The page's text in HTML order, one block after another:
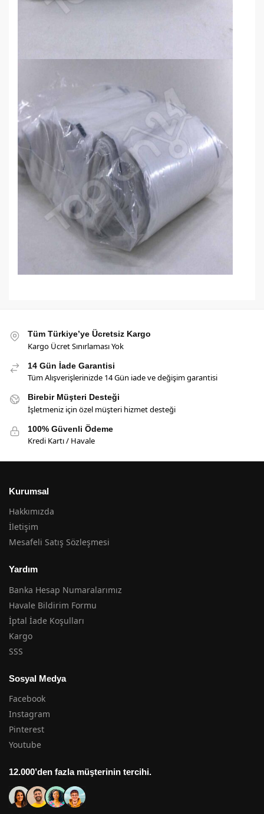
Tüm Türkiye’ye Ücretsiz Kargo
Kargo Ücret Sınırlaması Yok
14 Gün İade Garantisi
Tüm Alışverişlerinizde 14 Gün iade ve değişim garantisi
Birebir Müşteri Desteği
İşletmeniz için özel müşteri hizmet desteği
100% Güvenli Ödeme
Kredi Kartı / Havale
Kurumsal
Hakkımızda
İletişim
Mesafeli Satış Sözleşmesi
Yardım
Banka Hesap Numaralarımız
Havale Bildirim Formu
İptal İade Koşulları
Kargo
SSS
Sosyal Medya
Facebook
Instagram
Pinterest
Youtube
12.000’den fazla müşterinin tercihi.